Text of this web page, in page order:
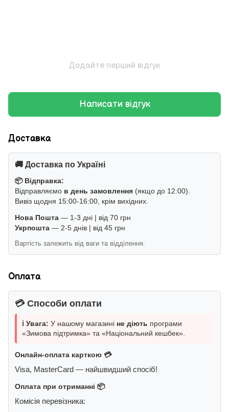
Додайте перший відгук
Написати відгук
Доставка
🚚 Доставка по Україні
📦 Відправка:
Відправляємо в день замовлення (якщо до 12:00).
Вивіз щодня 15:00-16:00, крім вихідних.
Нова Пошта — 1-3 дні | від 70 грн
Укрпошта — 2-5 днів | від 45 грн
Вартість залежить від ваги та відділення.
Оплата
💳 Способи оплати
ℹ️ Увага: У нашому магазині не діють програми
«Зимова підтримка» та «Національний кешбек».
Онлайн-оплата карткою 💳
Visa, MasterCard — найшвидший спосіб!
Оплата при отриманні 📦
Комісія перевізника: